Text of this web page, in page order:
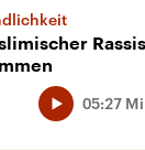
05:27